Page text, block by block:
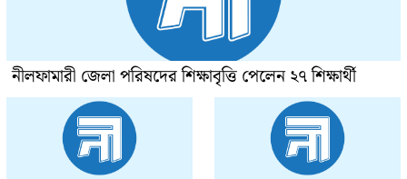
নীলফামারী জেলা পরিষদের শিক্ষাবৃত্তি পেলেন ২৭ শিক্ষার্থী